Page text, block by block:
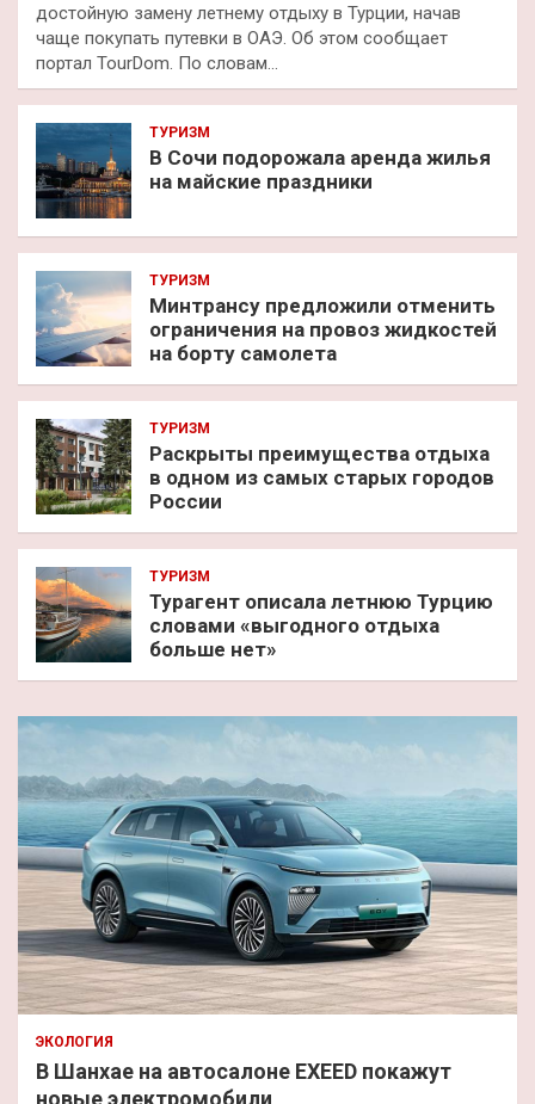
достойную замену летнему отдыху в Турции, начав
чаще покупать путевки в ОАЭ. Об этом сообщает
портал TourDom. По словам…
ТУРИЗМ
В Сочи подорожала аренда жилья
на майские праздники
ТУРИЗМ
Минтрансу предложили отменить
ограничения на провоз жидкостей
на борту самолета
ТУРИЗМ
Раскрыты преимущества отдыха
в одном из самых старых городов
России
ТУРИЗМ
Турагент описала летнюю Турцию
словами «выгодного отдыха
больше нет»
ЭКОЛОГИЯ
В Шанхае на автосалоне EXEED покажут